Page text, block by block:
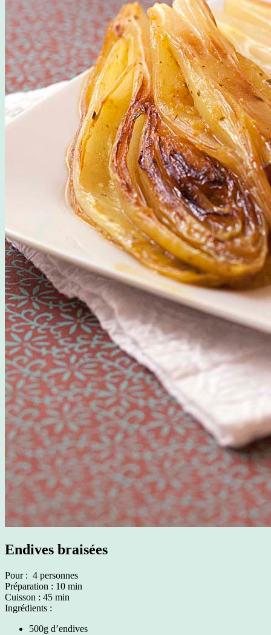
Endives braisées
Pour : 4 personnes
Préparation : 10 min
Cuisson : 45 min
Ingrédients :
500g d’endives